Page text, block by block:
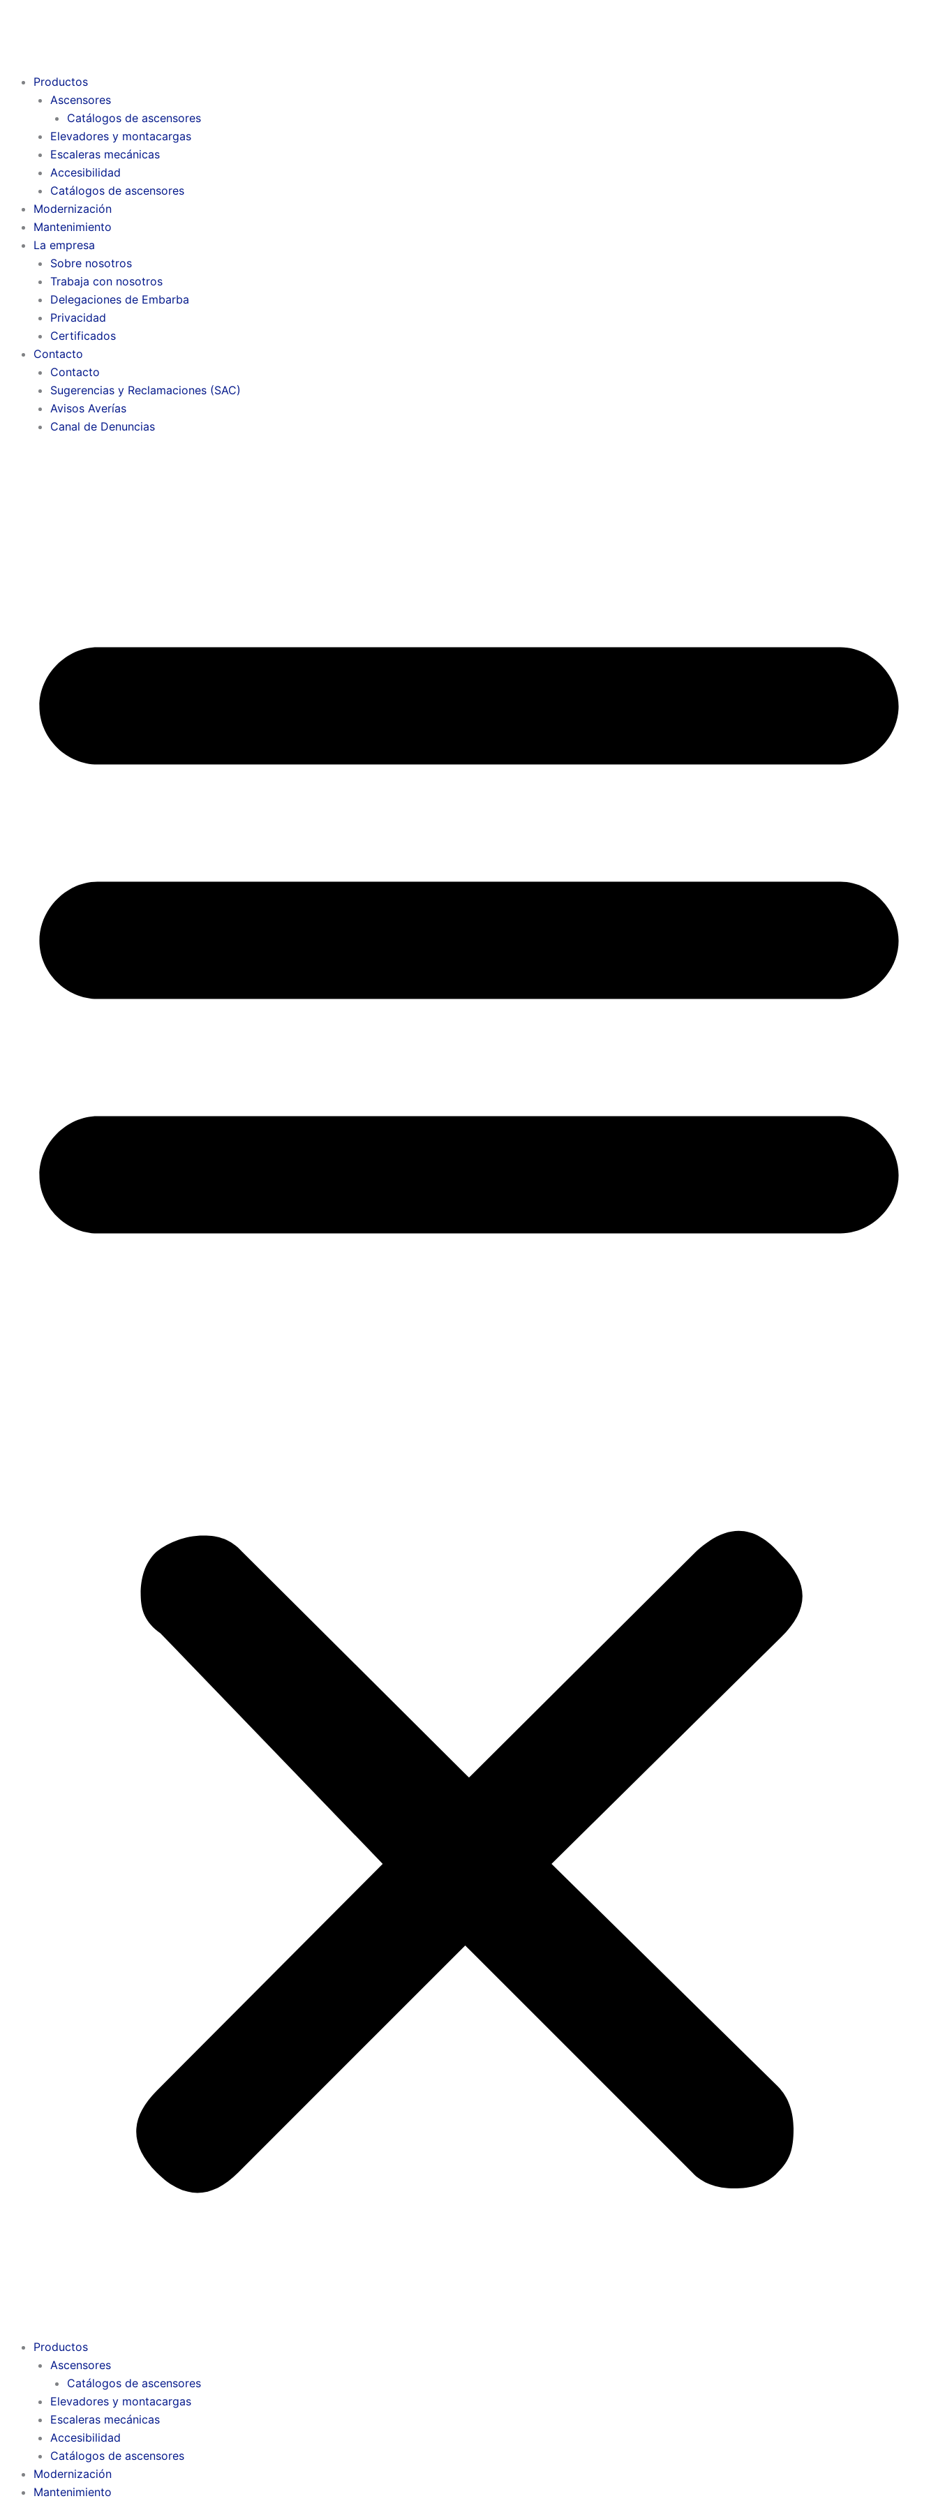
Productos
Ascensores
Catálogos de ascensores
Elevadores y montacargas
Escaleras mecánicas
Accesibilidad
Catálogos de ascensores
Modernización
Mantenimiento
La empresa
Sobre nosotros
Trabaja con nosotros
Delegaciones de Embarba
Privacidad
Certificados
Contacto
Contacto
Sugerencias y Reclamaciones (SAC)
Avisos Averías
Canal de Denuncias
Productos
Ascensores
Catálogos de ascensores
Elevadores y montacargas
Escaleras mecánicas
Accesibilidad
Catálogos de ascensores
Modernización
Mantenimiento